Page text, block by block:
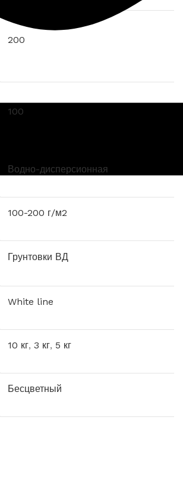
200
100
Водно-дисперсионная
100-200 г/м2
Грунтовки ВД
White line
10 кг, 3 кг, 5 кг
Бесцветный